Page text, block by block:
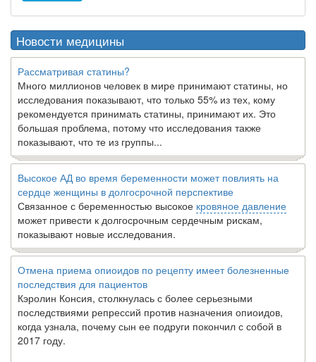
Новости медицины
Рассматривая статины?
Много миллионов человек в мире принимают статины, но
исследования показывают, что только 55% из тех, кому
рекомендуется принимать статины, принимают их. Это
большая проблема, потому что исследования также
показывают, что те из группы...
Высокое АД во время беременности может повлиять на
сердце женщины в долгосрочной перспективе
Связанное с беременностью высокое кровяное давление
может привести к долгосрочным сердечным рискам,
показывают новые исследования.
Отмена приема опиоидов по рецепту имеет болезненные
последствия для пациентов
Кэролин Консия, столкнулась с более серьезными
последствиями репрессий против назначения опиоидов,
когда узнала, почему сын ее подруги покончил с собой в
2017 году.